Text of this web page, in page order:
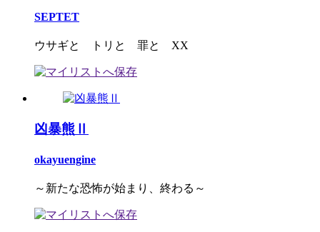
SEPTET
ウサギと トリと 罪と XX
凶暴熊Ⅱ
okayuengine
～新たな恐怖が始まり、終わる～